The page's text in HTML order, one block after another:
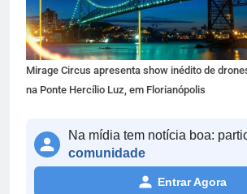
Mirage Circus apresenta show inédito de
na Ponte Hercílio Luz, em Florianópolis
Na mídia tem notícia boa:
comunidade
Entrar Agora